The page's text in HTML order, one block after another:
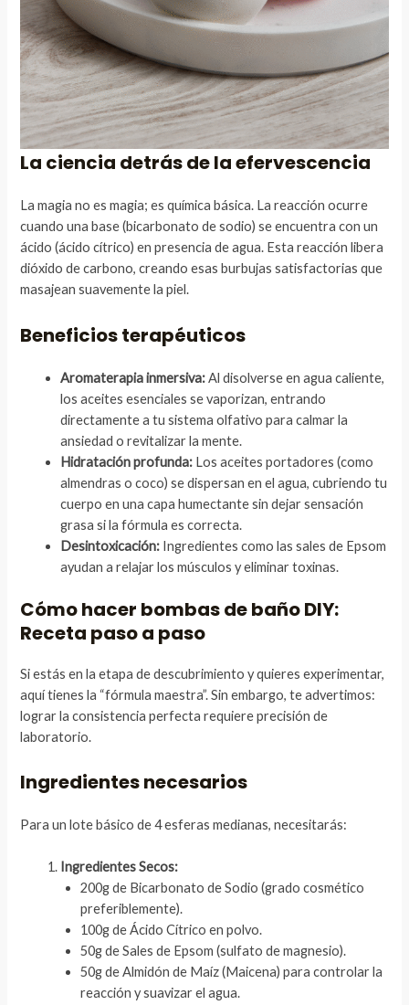
La ciencia detrás de la efervescencia
La magia no es magia; es química básica. La reacción ocurre
cuando una base (bicarbonato de sodio) se encuentra con un
ácido (ácido cítrico) en presencia de agua. Esta reacción libera
dióxido de carbono, creando esas burbujas satisfactorias que
masajean suavemente la piel.
Beneficios terapéuticos
Aromaterapia inmersiva:Al disolverse en agua caliente,
los aceites esenciales se vaporizan, entrando
directamente a tu sistema olfativo para calmar la
ansiedad o revitalizar la mente.
Hidratación profunda: Los aceites portadores (como
almendras o coco) se dispersan en el agua, cubriendo tu
cuerpo en una capa humectante sin dejar sensación
grasa si la fórmula es correcta.
Desintoxicación: Ingredientes como las sales de Epsom
ayudan a relajar los músculos y eliminar toxinas.
Cómo hacer bombas de baño DIY:
Receta paso a paso
Si estás en la etapa de descubrimiento y quieres experimentar,
aquí tienes la “fórmula maestra”. Sin embargo, te advertimos:
lograr la consistencia perfecta requiere precisión de
laboratorio.
Ingredientes necesarios
Para un lote básico de 4 esferas medianas, necesitarás:
Ingredientes Secos:
200g de Bicarbonato de Sodio (grado cosmético
preferiblemente).
100g de Ácido Cítrico en polvo.
50g de Sales de Epsom (sulfato de magnesio).
50g de Almidón de Maíz (Maicena) para controlar la
reacción y suavizar el agua.